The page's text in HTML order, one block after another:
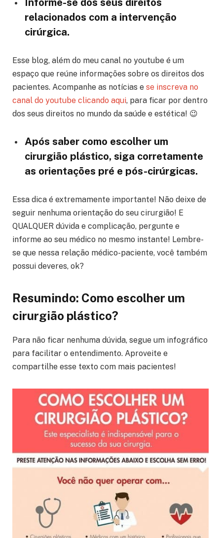
relacionados com a intervenção
cirúrgica.
Esse blog, além do meu canal no youtube é um
espaço que reúne informações sobre os direitos dos
pacientes. Acompanhe as notícias e se inscreva no
canal do youtube clicando aqui, para ficar por dentro
dos seus direitos no mundo da saúde e estética! 😉
Após saber como escolher um
cirurgião plástico, siga corretamente
as orientações pré e pós-cirúrgicas.
Essa dica é extremamente importante! Não deixe de
seguir nenhuma orientação do seu cirurgião! E
QUALQUER dúvida e complicação, pergunte e
informe ao seu médico no mesmo instante! Lembre-
se que nessa relação médico-paciente, você também
possui deveres, ok?
Resumindo: Como escolher um
cirurgião plástico?
Para não ficar nenhuma dúvida, segue um infográfico
para facilitar o entendimento. Aproveite e
compartilhe esse texto com mais pacientes!